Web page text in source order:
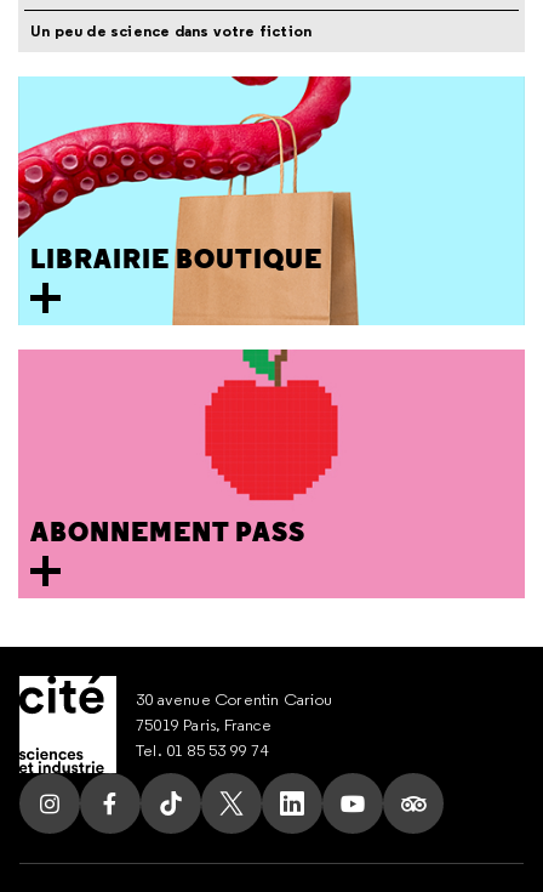
Un peu de science dans votre fiction
LIBRAIRIE BOUTIQUE
ABONNEMENT PASS
30 avenue Corentin Cariou
75019 Paris, France
Tel. 01 85 53 99 74
Suivez nous sur Instagram
Suivez nous sur Facebook
Suivez nous sur Tik Tok
Suivez nous sur X
Suivez nous sur LinkedIn
Suivez nous sur
Suivez nous